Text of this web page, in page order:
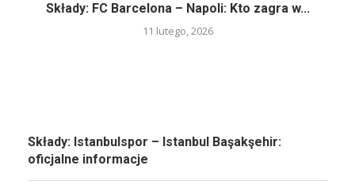
Składy: FC Barcelona – Napoli: Kto zagra w...
11 lutego, 2026
Składy: Istanbulspor – Istanbul Başakşehir:
oficjalne informacje